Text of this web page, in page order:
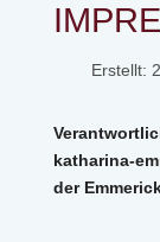
Erstellt:
katharina-
der